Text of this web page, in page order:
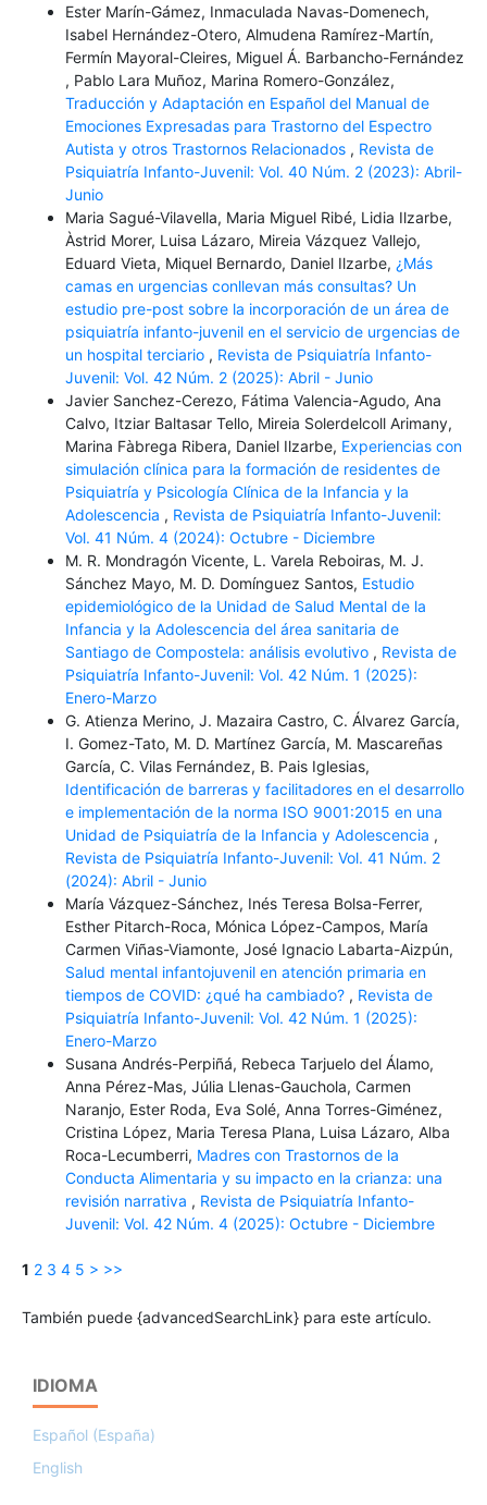
Ester Marín-Gámez, Inmaculada Navas-Domenech,
Isabel Hernández-Otero, Almudena Ramírez-Martín,
Fermín Mayoral-Cleires, Miguel Á. Barbancho-Fernández
, Pablo Lara Muñoz, Marina Romero-González,
Traducción y Adaptación en Español del Manual de
Emociones Expresadas para Trastorno del Espectro
Autista y otros Trastornos Relacionados , Revista de
Psiquiatría Infanto-Juvenil: Vol. 40 Núm. 2 (2023): Abril-
Junio
Maria Sagué-Vilavella, Maria Miguel Ribé, Lidia Ilzarbe,
Àstrid Morer, Luisa Lázaro, Mireia Vázquez Vallejo,
Eduard Vieta, Miquel Bernardo, Daniel Ilzarbe, ¿Más
camas en urgencias conllevan más consultas? Un
estudio pre-post sobre la incorporación de un área de
psiquiatría infanto-juvenil en el servicio de urgencias de
un hospital terciario , Revista de Psiquiatría Infanto-
Juvenil: Vol. 42 Núm. 2 (2025): Abril - Junio
Javier Sanchez-Cerezo, Fátima Valencia-Agudo, Ana
Calvo, Itziar Baltasar Tello, Mireia Solerdelcoll Arimany,
Marina Fàbrega Ribera, Daniel Ilzarbe, Experiencias con
simulación clínica para la formación de residentes de
Psiquiatría y Psicología Clínica de la Infancia y la
Adolescencia , Revista de Psiquiatría Infanto-Juvenil:
Vol. 41 Núm. 4 (2024): Octubre - Diciembre
M. R. Mondragón Vicente, L. Varela Reboiras, M. J.
Sánchez Mayo, M. D. Domínguez Santos, Estudio
epidemiológico de la Unidad de Salud Mental de la
Infancia y la Adolescencia del área sanitaria de
Santiago de Compostela: análisis evolutivo , Revista de
Psiquiatría Infanto-Juvenil: Vol. 42 Núm. 1 (2025):
Enero-Marzo
G. Atienza Merino, J. Mazaira Castro, C. Álvarez García,
I. Gomez-Tato, M. D. Martínez García, M. Mascareñas
García, C. Vilas Fernández, B. Pais Iglesias,
Identificación de barreras y facilitadores en el desarrollo
e implementación de la norma ISO 9001:2015 en una
Unidad de Psiquiatría de la Infancia y Adolescencia ,
Revista de Psiquiatría Infanto-Juvenil: Vol. 41 Núm. 2
(2024): Abril - Junio
María Vázquez-Sánchez, Inés Teresa Bolsa-Ferrer,
Esther Pitarch-Roca, Mónica López-Campos, María
Carmen Viñas-Viamonte, José Ignacio Labarta-Aizpún,
Salud mental infantojuvenil en atención primaria en
tiempos de COVID: ¿qué ha cambiado? , Revista de
Psiquiatría Infanto-Juvenil: Vol. 42 Núm. 1 (2025):
Enero-Marzo
Susana Andrés-Perpiñá, Rebeca Tarjuelo del Álamo,
Anna Pérez-Mas, Júlia Llenas-Gauchola, Carmen
Naranjo, Ester Roda, Eva Solé, Anna Torres-Giménez,
Cristina López, Maria Teresa Plana, Luisa Lázaro, Alba
Roca-Lecumberri, Madres con Trastornos de la
Conducta Alimentaria y su impacto en la crianza: una
revisión narrativa , Revista de Psiquiatría Infanto-
Juvenil: Vol. 42 Núm. 4 (2025): Octubre - Diciembre
1 2 3 4 5 > >>
También puede {advancedSearchLink} para este artículo.
IDIOMA
Español (España)
English